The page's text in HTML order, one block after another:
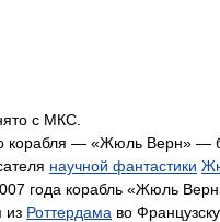
с МКС.
корабля — «Жюль Верн» —
научной фантастики
года корабль «Жюль
из Роттердама во